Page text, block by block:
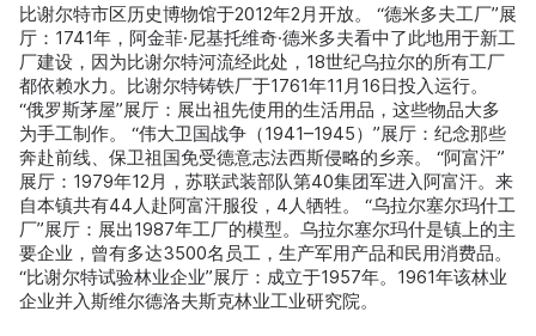
比谢尔特市区历史博物馆于2012年2月开放。 “德米多夫工厂”展
厅：1741年，阿金菲·尼基托维奇·德米多夫看中了此地用于新工
厂建设，因为比谢尔特河流经此处，18世纪乌拉尔的所有工厂
都依赖水力。比谢尔特铸铁厂于1761年11月16日投入运行。
“俄罗斯茅屋”展厅：展出祖先使用的生活用品，这些物品大多
为手工制作。 “伟大卫国战争（1941–1945）”展厅：纪念那些
奔赴前线、保卫祖国免受德意志法西斯侵略的乡亲。 “阿富汗”
展厅：1979年12月，苏联武装部队第40集团军进入阿富汗。来
自本镇共有44人赴阿富汗服役，4人牺牲。 “乌拉尔塞尔玛什工
厂”展厅：展出1987年工厂的模型。乌拉尔塞尔玛什是镇上的主
要企业，曾有多达3500名员工，生产军用产品和民用消费品。
“比谢尔特试验林业企业”展厅：成立于1957年。1961年该林业
企业并入斯维尔德洛夫斯克林业工业研究院。